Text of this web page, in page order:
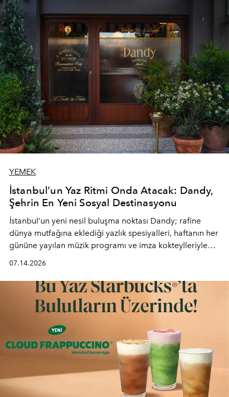
tematik gastronomi geceleri misafirlerle buluşuyor.
Paylaşıma, lezzete ve müziğe odaklanan bu özel
akşamlar, YAZ’ın sade lüks anlayışını gün batımından
geceye taşıyarak her hafta farklı bir deneyim sunuyor.
YEMEK
İstanbul’un Yaz Ritmi Onda Atacak: Dandy,
Şehrin En Yeni Sosyal Destinasyonu
İstanbul’un yeni nesil buluşma noktası Dandy; rafine
dünya mutfağına eklediği yazlık spesiyalleri, haftanın her
gününe yayılan müzik programı ve imza kokteylleriyle
lüks" anlayışıyla buluşturan mekan; gurme lezzetleri, iyi
müziği ve açık havadaki özel puro alanını tek bir çatı
altında sunuyor.
07.14.2026